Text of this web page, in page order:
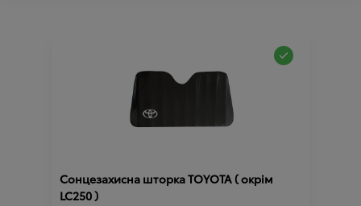
Сонцезахисна шторка TOYOTA ( окрім
LC250 )